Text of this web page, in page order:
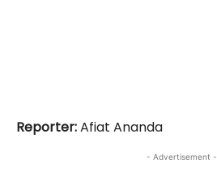
Reporter:Afiat Ananda
- Advertisement -